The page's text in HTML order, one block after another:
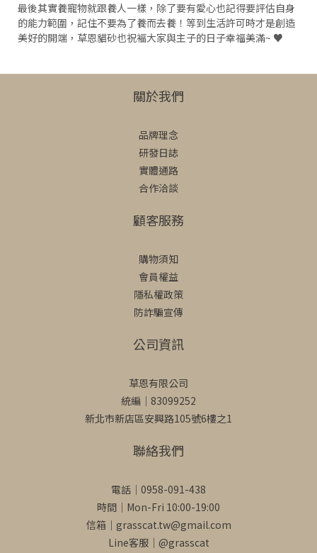
最後其實養寵物就跟養人一樣，除了要有愛心也記得要評估自身
的能力範圍，記住不要為了養而去養！等到生活許可時才是創造
美好的開端，草恩貓砂也祝褔大家與主子的日子幸福美滿~ ♥
關於我們
品牌理念
研發日誌
實體通路
合作洽談
顧客服務
購物須知
會員權益
隱私權政策
防詐騙宣傳
公司資訊
草恩有限公司
統編｜83099252
新北市新店區安興路105號6樓之1
聯絡我們
電話｜0958-091-438
時間｜Mon-Fri 10:00-19:00
信箱｜grasscat.tw@gmail.com
Line客服｜ @grasscat